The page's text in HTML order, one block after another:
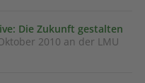
Die Zukunft gestalten
2010 an der LMU